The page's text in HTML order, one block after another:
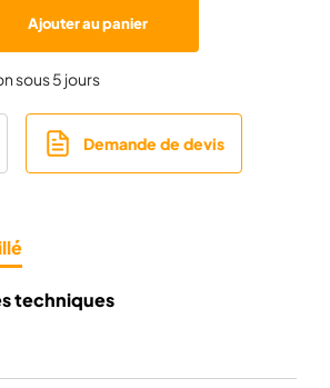
Ajouter au panier
sous 5 jours
Demande de devis
techniques